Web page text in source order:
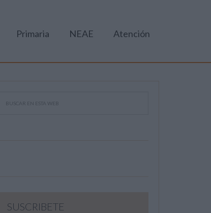
Primaria NEAE Atención
SUSCRIBETE